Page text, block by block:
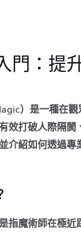
門：提
）是一種在
效打破人際隔
介紹如何透過專
指魔術師在極